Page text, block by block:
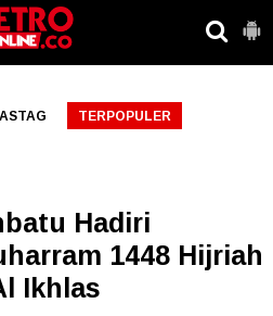
TERPOPULER
Hadiri
1448 Hijriah
Ikhlas